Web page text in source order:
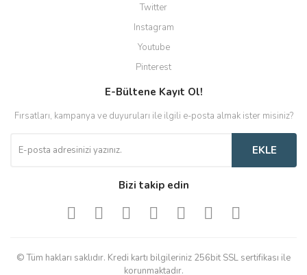
Twitter
Instagram
Youtube
Pinterest
E-Bültene Kayıt Ol!
Fırsatları, kampanya ve duyuruları ile ilgili e-posta almak ister misiniz?
EKLE
Bizi takip edin
© Tüm hakları saklıdır. Kredi kartı bilgileriniz 256bit SSL sertifikası ile
korunmaktadır.